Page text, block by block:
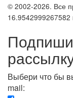
© 2002-2026. Все
16.9542999267582
Выбери что бы
mail: